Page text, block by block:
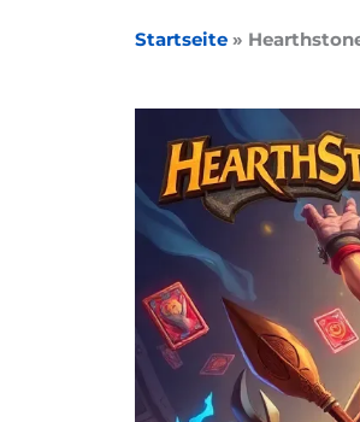
Startseite »